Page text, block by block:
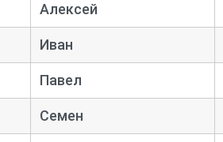
Алексей
Иван
Павел
Семен